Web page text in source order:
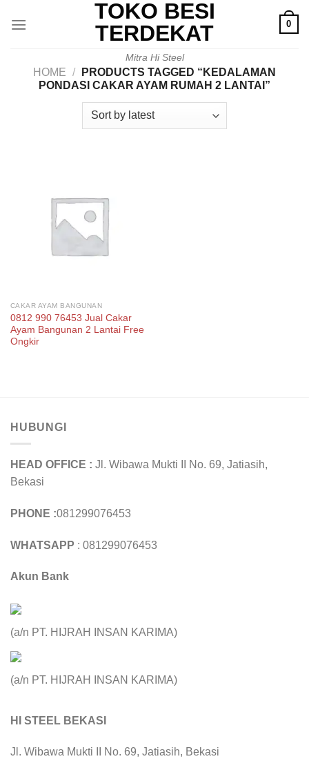
TOKO BESI
TERDEKAT
Mitra Hi Steel
0
HOME /
PRODUCTS TAGGED “KEDALAMAN
PONDASI CAKAR AYAM RUMAH 2 LANTAI”
CAKAR AYAM BANGUNAN
0812 990 76453 Jual Cakar
Ayam Bangunan 2 Lantai Free
Ongkir
HUBUNGI
HEAD OFFICE : Jl. Wibawa Mukti II No. 69, Jatiasih,
Bekasi
PHONE :081299076453
WHATSAPP : 081299076453
Akun Bank
(a/n PT. HIJRAH INSAN KARIMA)
(a/n PT. HIJRAH INSAN KARIMA)
HI STEEL BEKASI
Jl. Wibawa Mukti II No. 69, Jatiasih, Bekasi